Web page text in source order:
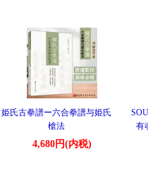
姫氏古拳譜ー六合拳譜与姫氏
槍法
4,680円(内税)
有